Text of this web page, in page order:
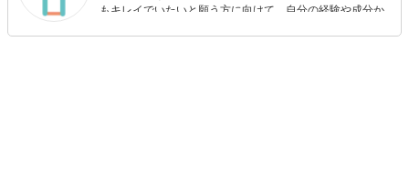
もキレイでいたいと願う方に向けて、自分の経験や成分か